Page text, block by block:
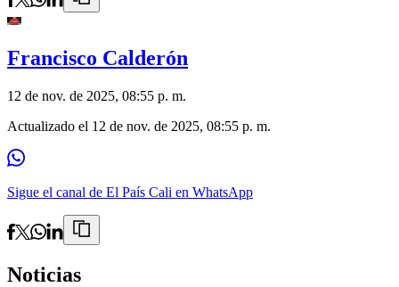
Francisco Calderón
12 de nov. de 2025, 08:55 p. m.
Actualizado el 12 de nov. de 2025, 08:55 p. m.
Sigue el canal de El País Cali en WhatsApp
Noticias